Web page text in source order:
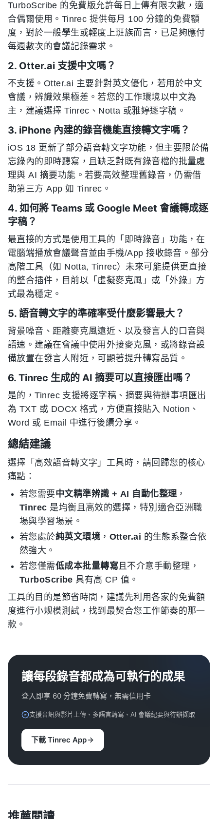
TurboScribe 的免費版允許每日上傳有限次數，適
合偶爾使用。Tinrec 提供每月 100 分鐘的免費額
度，對於一般學生或輕度上班族而言，已足夠應付
每週數次的會議記錄需求。
2. Otter.ai 支援中文嗎？
不支援。Otter.ai 主要針對英文優化，若用於中文
會議，辨識效果極差。若您的工作環境以中文為
主，建議選擇 Tinrec、Notta 或雅婷逐字稿。
3. iPhone 內建的錄音機能直接轉文字嗎？
iOS 18 更新了部分語音轉文字功能，但主要限於備
忘錄內的即時聽寫，且缺乏對既有錄音檔的批量處
理與 AI 摘要功能。若要高效整理舊錄音，仍需借
助第三方 App 如 Tinrec。
4. 如何將 Teams 或 Google Meet 會議轉成逐
字稿？
最直接的方式是使用工具的「即時錄音」功能，在
電腦端播放會議聲音並由手機/App 接收錄音。部分
高階工具（如 Notta, Tinrec）未來可能提供更直接
的整合插件，目前以「虛擬麥克風」或「外錄」方
式最為穩定。
5. 語音轉文字的準確率受什麼影響最大？
背景噪音、距離麥克風遠近、以及發言人的口音與
語速。建議在會議中使用外接麥克風，或將錄音設
備放置在發言人附近，可顯著提升轉寫品質。
6. Tinrec 生成的 AI 摘要可以直接匯出嗎？
是的，Tinrec 支援將逐字稿、摘要與待辦事項匯出
為 TXT 或 DOCX 格式，方便直接貼入 Notion、
Word 或 Email 中進行後續分享。
總結建議
選擇「高效語音轉文字」工具時，請回歸您的核心
痛點：
若您需要中文精準辨識 + AI 自動化整理，
Tinrec 是均衡且高效的選擇，特別適合亞洲職
場與學習場景。
若您處於純英文環境 ， Otter.ai 的生態系整合依
然強大。
若您僅需低成本批量轉寫且不介意手動整理，
TurboScribe 具有高 CP 值。
工具的目的是節省時間，建議先利用各家的免費額
度進行小规模測試，找到最契合您工作節奏的那一
款。
讓每段錄音都成為可執行的成果
登入即享 60 分鐘免費轉寫，無需信用卡
支援音訊與影片上傳、多語言轉寫、AI 會議紀要與待辦擷取
下載 Tinrec App